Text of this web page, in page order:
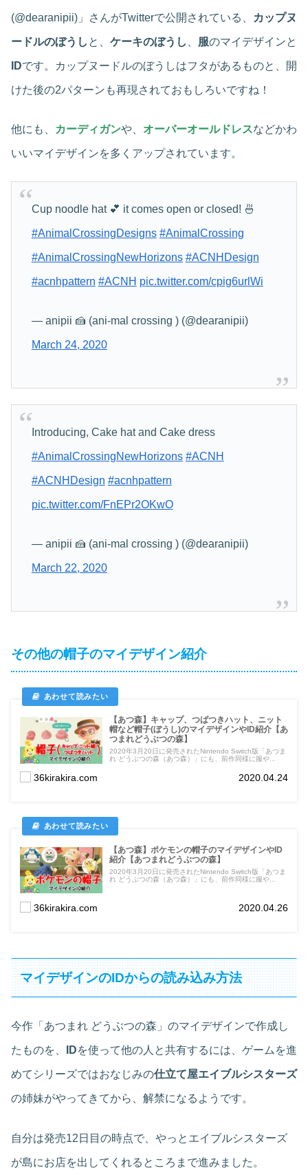
(@dearanipii)」さんがTwitterで公開されている、 カップヌ
ードルのぼうし と、 ケーキのぼうし 服のマイデザインと
IDです。カップヌードルのぼうしはフタがあるものと、開
けた後の2パターンも再現されておもしろいですね！
他にも、 カーディガンや、 オーバーオールドレスなどかわ
いいマイデザインを多くアップされています。
Cup noodle hat 💕 it comes open or closed! 🍜
#AnimalCrossingDesigns #AnimalCrossing
#AnimalCrossingNewHorizons #ACNHDesign
#acnhpattern #ACNH pic.twitter.com/cpig6urlWi
— anipii 🍰 (ani-mal crossing ) (@dearanipii)
March 24, 2020
Introducing, Cake hat and Cake dress
#AnimalCrossingNewHorizons #ACNH
#ACNHDesign #acnhpattern
pic.twitter.com/FnEPr2OKwO
— anipii 🍰 (ani-mal crossing ) (@dearanipii)
March 22, 2020
その他の帽子のマイデザイン紹介
【あつ森】キャップ、つばつきハット、ニット
帽など帽子(ぼうし)のマイデザインやID紹介【あ
つまれどうぶつの森】
2020年3月20日に発売されたNintendo Switch版「あつま
れ どうぶつの森（あつ森）」にも、前作同様に服や...
36kirakira.com 2020.04.24
【あつ森】ポケモンの帽子のマイデザインやID
紹介【あつまれどうぶつの森】
2020年3月20日に発売されたNintendo Switch版「あつま
れ どうぶつの森（あつ森）」にも、前作同様に服や...
36kirakira.com 2020.04.26
マイデザインのIDからの読み込み方法
今作「あつまれ どうぶつの森」のマイデザインで作成し
たものを、 IDを使って他の人と共有するには、ゲームを進
めてシリーズではおなじみの仕立て屋エイブルシスターズ
の姉妹がやってきてから、解禁になるようです。
自分は発売12日目の時点で、やっとエイブルシスターズ
が島にお店を出してくれるところまで進みました。